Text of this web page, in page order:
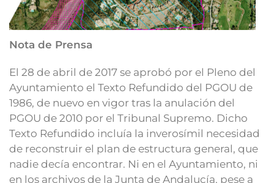
Nota de Prensa
El 28 de abril de 2017 se aprobó por el Pleno del
Ayuntamiento el Texto Refundido del PGOU de
1986, de nuevo en vigor tras la anulación del
PGOU de 2010 por el Tribunal Supremo. Dicho
Texto Refundido incluía la inverosímil necesidad
de reconstruir el plan de estructura general, que
nadie decía encontrar. Ni en el Ayuntamiento, ni
en los archivos de la Junta de Andalucía, pese a